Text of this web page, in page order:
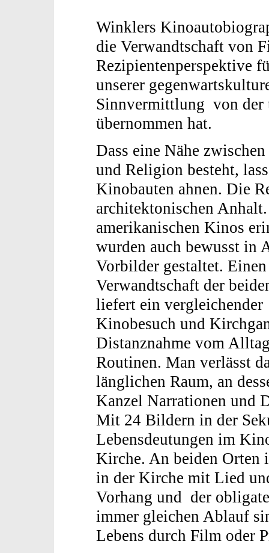
Winklers
die Verwandtschaft von
Rezipientenperspektive
unserer
Sinnvermittlung von
übernommen hat.
Dass eine Nähe
und Religion besteht,
Kinobauten ahnen. Die
architektonischen
amerikanischen Kinos
wurden auch bewusst in
Vorbilder gestaltet.
Verwandtschaft der
liefert ein
Kinobesuch und
Distanznahme vom
Routinen. Man verlässt
länglichen Raum, an
Kanzel Narrationen und
Mit 24 Bildern in der
Lebensdeutungen im
Kirche. An beiden Orten
in der Kirche mit Lied
Vorhang und der
immer gleichen Ablauf
Lebens durch Film oder